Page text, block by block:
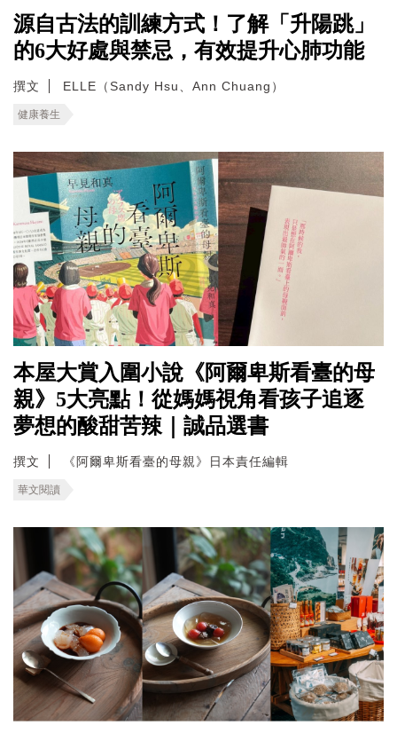
源自古法的訓練方式！了解「升陽跳」
的6大好處與禁忌，有效提升心肺功能
撰文 ELLE（Sandy Hsu、Ann Chuang）
健康養生
本屋大賞入圍小說《阿爾卑斯看臺的母
親》5大亮點！從媽媽視角看孩子追逐
夢想的酸甜苦辣｜誠品選書
撰文 《阿爾卑斯看臺的母親》日本責任編輯
華文閱讀